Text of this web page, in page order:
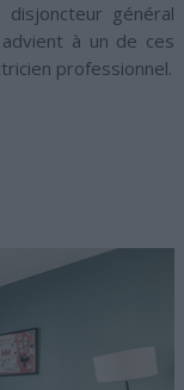
général
à un de ces
professionnel.